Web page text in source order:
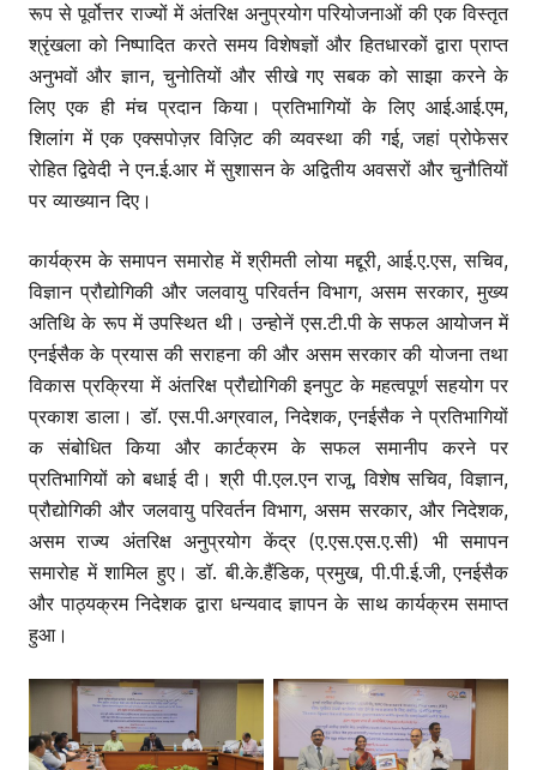
रूप से पूर्वोत्तर राज्यों में अंतरिक्ष अनुप्रयोग परियोजनाओं की एक विस्तृत
श्रृंखला को निष्पादित करते समय विशेषज्ञों और हितधारकों द्वारा प्राप्त
अनुभवों और ज्ञान, चुनोतियों और सीखे गए सबक को साझा करने के
लिए एक ही मंच प्रदान किया। प्रतिभागियों के लिए आई.आई.एम,
शिलांग में एक एक्सपोज़र विज़िट की व्यवस्था की गई, जहां प्रोफेसर
रोहित द्विवेदी ने एन.ई.आर में सुशासन के अद्वितीय अवसरों और चुनौतियों
पर व्याख्यान दिए।
कार्यक्रम के समापन समारोह में श्रीमती लोया मद्दूरी, आई.ए.एस, सचिव,
विज्ञान प्रौद्योगिकी और जलवायु परिवर्तन विभाग, असम सरकार, मुख्य
अतिथि के रूप में उपस्थित थी। उन्होनें एस.टी.पी के सफल आयोजन में
एनईसैक के प्रयास की सराहना की और असम सरकार की योजना तथा
विकास प्रक्रिया में अंतरिक्ष प्रौद्योगिकी इनपुट के महत्वपूर्ण सहयोग पर
प्रकाश डाला। डॉ. एस.पी.अग्रवाल, निदेशक, एनईसैक ने प्रतिभागियों
क संबोधित किया और कार्टक्रम के सफल समानीप करने पर
प्रतिभागियों को बधाई दी। श्री पी.एल.एन राजू, विशेष सचिव, विज्ञान,
प्रौद्योगिकी और जलवायु परिवर्तन विभाग, असम सरकार, और निदेशक,
असम राज्य अंतरिक्ष अनुप्रयोग केंद्र (ए.एस.एस.ए.सी) भी समापन
समारोह में शामिल हुए। डॉ. बी.के.हैंडिक, प्रमुख, पी.पी.ई.जी, एनईसैक
और पाठ्यक्रम निदेशक द्वारा धन्यवाद ज्ञापन के साथ कार्यक्रम समाप्त
हुआ।